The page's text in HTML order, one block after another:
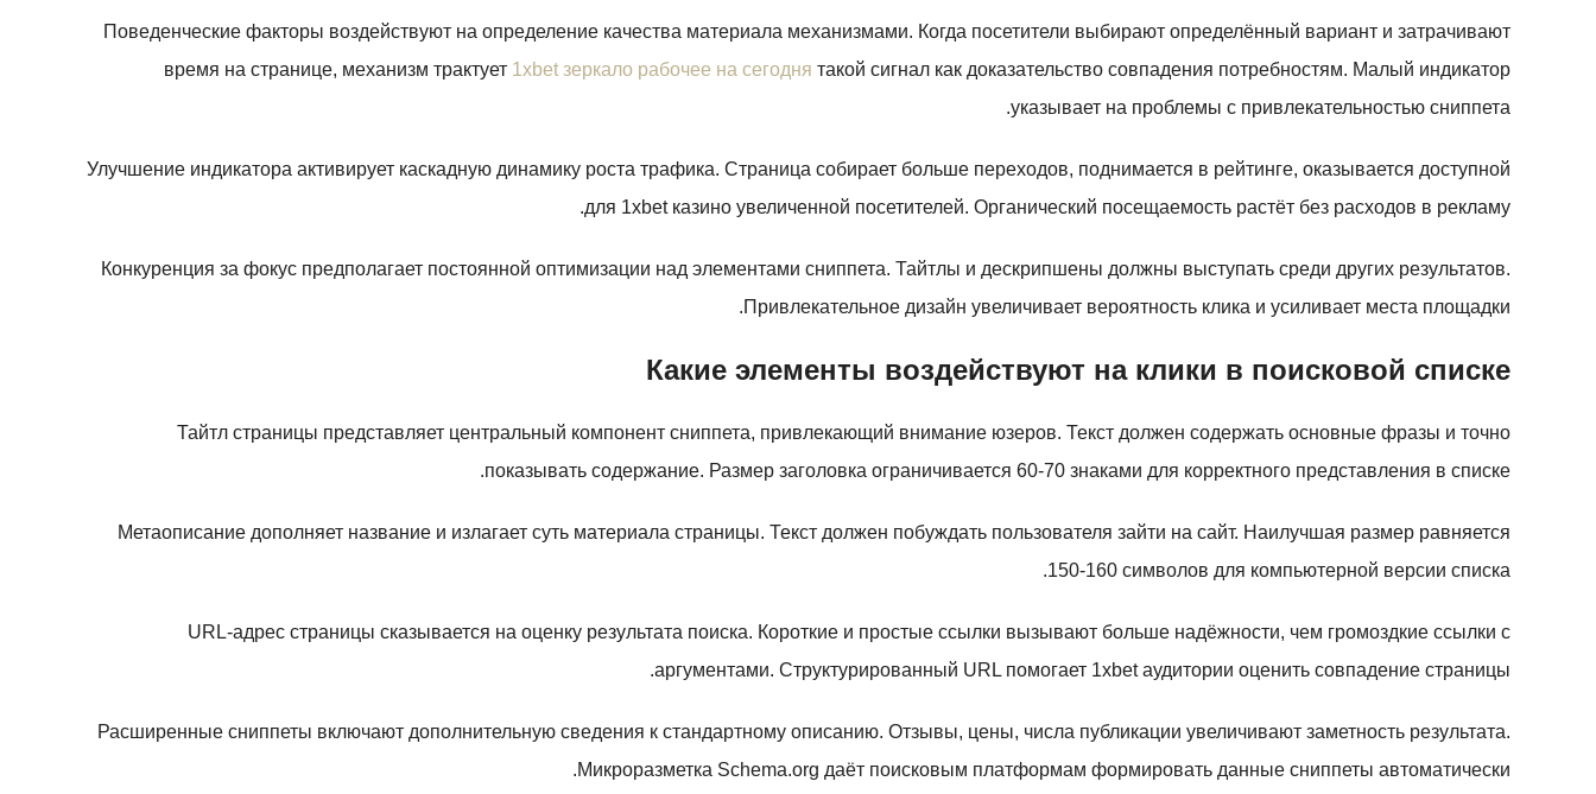
Поведенческие факторы воздействуют на определение качества материала механизмами. Когда посетители выбирают определённый вариант и затрачивают
время на странице, механизм трактует 1xbet зеркало рабочее на сегодня такой сигнал как доказательство совпадения потребностям. Малый индикатор
указывает на проблемы с привлекательностью сниппета.
Улучшение индикатора активирует каскадную динамику роста трафика. Страница собирает больше переходов, поднимается в рейтинге, оказывается доступной
для 1xbet казино увеличенной посетителей. Органический посещаемость растёт без расходов в рекламу.
Конкуренция за фокус предполагает постоянной оптимизации над элементами сниппета. Тайтлы и дескрипшены должны выступать среди других результатов.
Привлекательное дизайн увеличивает вероятность клика и усиливает места площадки.
Какие элементы воздействуют на клики в поисковой списке
Тайтл страницы представляет центральный компонент сниппета, привлекающий внимание юзеров. Текст должен содержать основные фразы и точно
показывать содержание. Размер заголовка ограничивается 60-70 знаками для корректного представления в списке.
Метаописание дополняет название и излагает суть материала страницы. Текст должен побуждать пользователя зайти на сайт. Наилучшая размер равняется
150-160 символов для компьютерной версии списка.
URL-адрес страницы сказывается на оценку результата поиска. Короткие и простые ссылки вызывают больше надёжности, чем громоздкие ссылки с
аргументами. Структурированный URL помогает 1xbet аудитории оценить совпадение страницы.
Расширенные сниппеты включают дополнительную сведения к стандартному описанию. Отзывы, цены, числа публикации увеличивают заметность результата.
Микроразметка Schema.org даёт поисковым платформам формировать данные сниппеты автоматически.